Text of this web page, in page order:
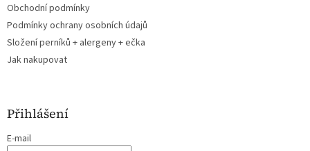
Obchodní podmínky
Podmínky ochrany osobních údajů
Složení perníků + alergeny + ečka
Jak nakupovat
Přihlášení
E-mail